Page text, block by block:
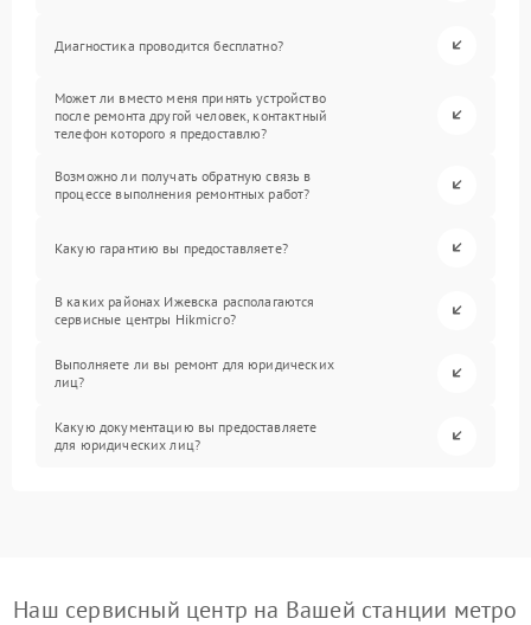
Диагностика проводится бесплатно?
Может ли вместо меня принять устройство
после ремонта другой человек, контактный
телефон которого я предоставлю?
Возможно ли получать обратную связь в
процессе выполнения ремонтных работ?
Какую гарантию вы предоставляете?
В каких районах Ижевска располагаются
сервисные центры Hikmicro?
Выполняете ли вы ремонт для юридических
лиц?
Какую документацию вы предоставляете
для юридических лиц?
Наш сервисный центр на Вашей станции метро